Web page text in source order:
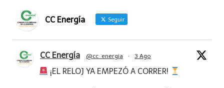
CC Energía Seguir
CC Energía @cc_energia · 3 Ago
¡EL RELOJ YA EMPEZÓ A CORRER!